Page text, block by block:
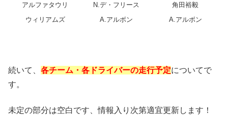
アルファタウリ
N.デ・フリース
角田裕毅
ウィリアムズ
A.アルボン A.アルボン
続いて、 各チーム・各ドライバーの走行予定についてで
す。
未定の部分は空白です、情報入り次第適宜更新します！